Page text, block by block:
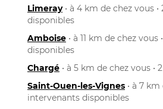
Limeray• à 4 km de chez vous
disponibles
Amboise • à 11 km de chez vous
disponibles
Chargé • à 5 km de chez vous
Saint-Ouen-les-Vignes • à 7 km
intervenants disponibles